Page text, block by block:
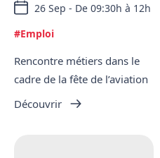
26 Sep - De 09:30h à 12h
#Emploi
Rencontre métiers dans le
cadre de la fête de l’aviation
Découvrir